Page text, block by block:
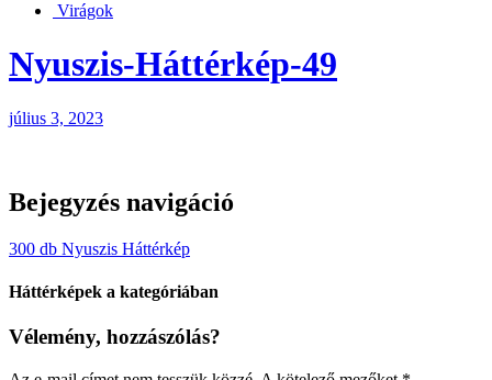
Virágok
Nyuszis-Háttérkép-49
július 3, 2023
Bejegyzés navigáció
300 db Nyuszis Háttérkép
Háttérképek a kategóriában
Vélemény, hozzászólás?